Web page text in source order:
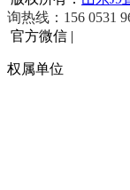
询热线：156 0531
官方微信 |
权属单位